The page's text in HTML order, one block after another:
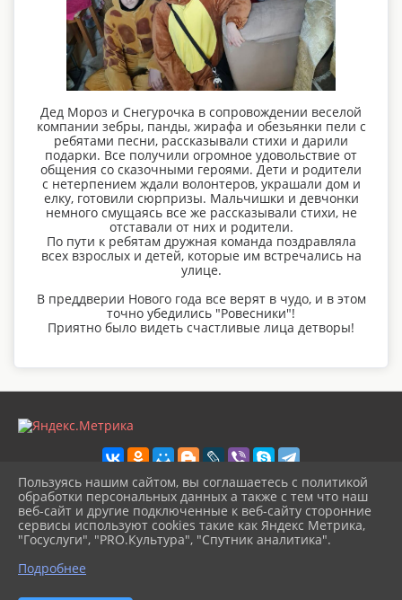
Дед Мороз и Снегурочка в сопровождении веселой
компании зебры, панды, жирафа и обезьянки пели с
ребятами песни, рассказывали стихи и дарили
подарки. Все получили огромное удовольствие от
общения со сказочными героями. Дети и родители
с нетерпением ждали волонтеров, украшали дом и
елку, готовили сюрпризы. Мальчишки и девчонки
немного смущаясь все же рассказывали стихи, не
отставали от них и родители.
По пути к ребятам дружная команда поздравляла
всех взрослых и детей, которые им встречались на
улице.
В преддверии Нового года все верят в чудо, и в этом
точно убедились "Ровесники"!
Приятно было видеть счастливые лица детворы!
2026 г. vilcrtdu.ru
Вход
Карта сайта
Политика обработки персональных данных
Сделано на KubCMS
Пользуясь нашим сайтом, вы соглашаетесь с политикой
обработки персональных данных а также с тем что наш
веб-сайт и другие подключенные к веб-сайту сторонние
сервисы используют cookies такие как Яндекс Метрика,
"Госуслуги", "PRO.Культура", "Спутник аналитика".
Подробнее